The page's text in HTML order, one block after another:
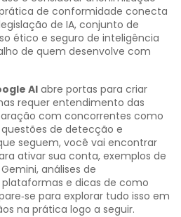
prática de conformidade conecta
de IA, conjunto de
ético e seguro de inteligência
de quem desenvolve com
AI abre portas para criar
requer entendimento das
com concorrentes como
de detecção e
seguem, você vai encontrar
ativar sua conta, exemplos de
análises de
e dicas de como
para explorar tudo isso em
na prática logo a seguir.